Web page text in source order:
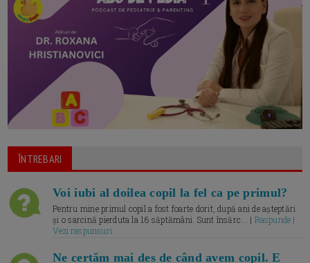
ÎNTREBARI
Voi iubi al doilea copil la fel ca pe primul?
Pentru mine primul copil a fost foarte dorit, după ani de așteptări
și o sarcină pierduta la 16 săptămâni. Sunt însărc... | Raspunde |
Vezi raspunsuri
Ne certăm mai des de când avem copil. E